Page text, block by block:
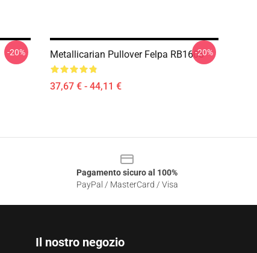
-20% Metallicarian Pullover Felpa RB1608
37,67 € - 44,11 €
-20%
Pagamento sicuro al 100%
PayPal / MasterCard / Visa
Il nostro negozio